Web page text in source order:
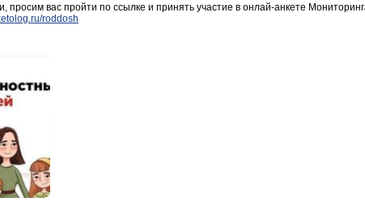
просим вас пройти по ссылке и принять участие в онлай-анкете
roddosh